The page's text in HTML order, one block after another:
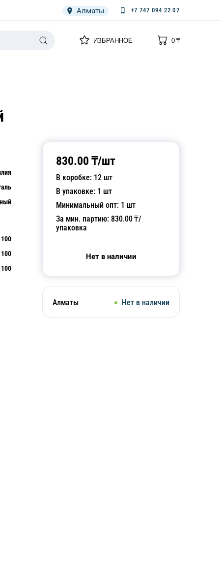
Алматы +7 747 094 22 07
ИЗБРАННОЕ
0
0₸
830.00 ₸/шт
В коробке: 12 шт
В упаковке: 1 шт
Минимальный опт: 1 шт
За мин. партию: 830.00₸/
упаковка
Нет в наличии
Алматы Нет в наличии
100
100
100